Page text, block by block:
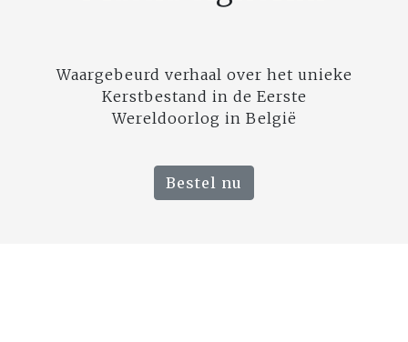
Waargebeurd verhaal over het unieke
Kerstbestand in de Eerste
Wereldoorlog in België
Bestel nu